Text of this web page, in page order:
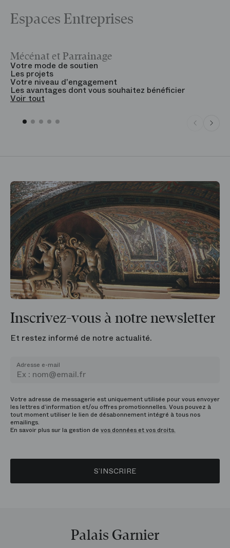
Espaces Entreprises
Mécénat et Parrainage
Votre mode de soutien
Les projets
Votre niveau d'engagement
Les avantages dont vous souhaitez bénéficier
Voir tout
Inscrivez-vous à notre newsletter
Et restez informé de notre actualité.
Adresse e-mail
Votre adresse de messagerie est uniquement utilisée pour vous envoyer
les lettres d’information et/ou offres promotionnelles. Vous pouvez à
tout moment utiliser le lien de désabonnement intégré à tous nos
emailings.
En savoir plus sur la gestion de vos données et vos droits.
S’INSCRIRE
Palais Garnier